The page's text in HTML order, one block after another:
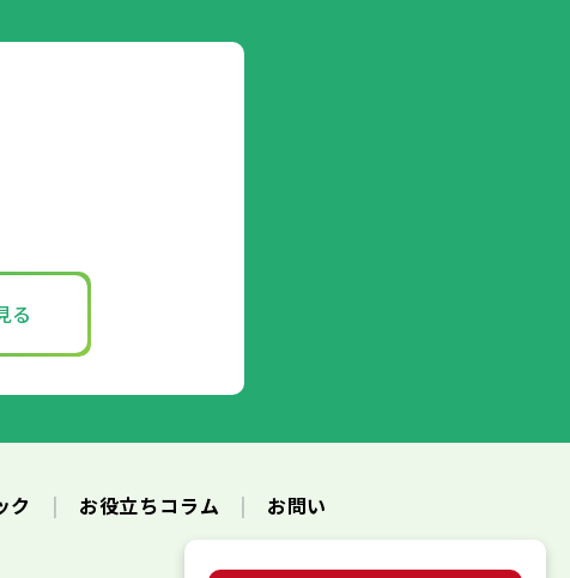
る
ク お役立ちコラム
お問い